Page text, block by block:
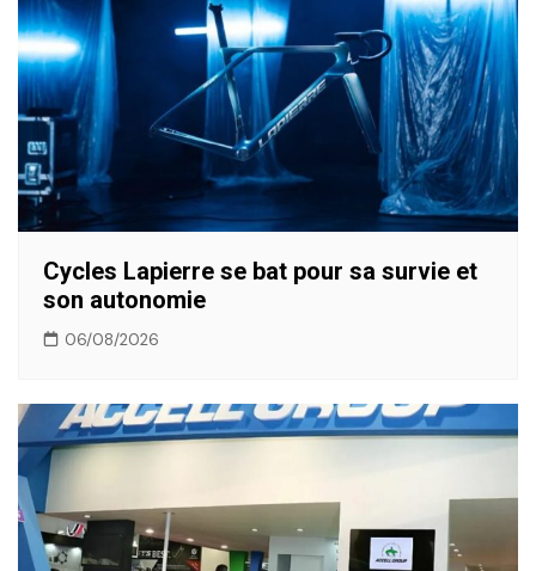
Cycles Lapierre se bat pour sa survie et
son autonomie
06/08/2026